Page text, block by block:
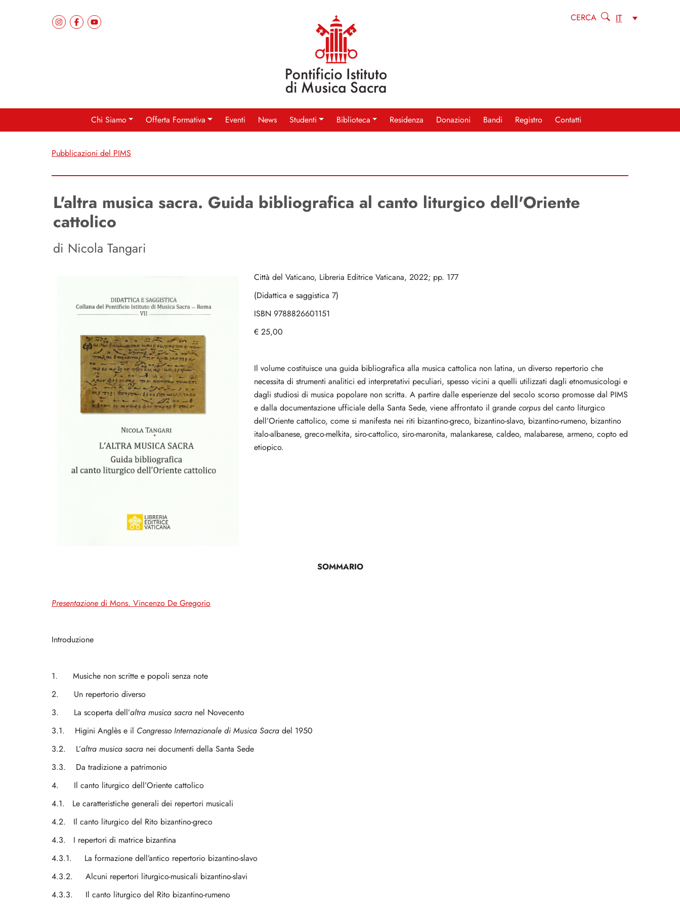
CERCA IT
Chi Siamo Offerta Formativa Eventi News Studenti Biblioteca Residenza Donazioni Bandi Registro Contatti
Pubblicazioni del PIMS
L'altra musica sacra. Guida bibliografica al canto liturgico dell'Oriente
cattolico
di Nicola Tangari
Città del Vaticano, Libreria Editrice Vaticana, 2022; pp. 177
(Didattica e saggistica 7)
ISBN 9788826601151
€ 25,00
Il volume costituisce una guida bibliografica alla musica cattolica non latina, un diverso repertorio che
necessita di strumenti analitici ed interpretativi peculiari, spesso vicini a quelli utilizzati dagli etnomusicologi e
dagli studiosi di musica popolare non scritta. A partire dalle esperienze del secolo scorso promosse dal PIMS
e dalla documentazione ufficiale della Santa Sede, viene affrontato il grande corpus del canto liturgico
dell’Oriente cattolico, come si manifesta nei riti bizantino-greco, bizantino-slavo, bizantino-rumeno, bizantino
italo-albanese, greco-melkita, siro-cattolico, siro-maronita, malankarese, caldeo, malabarese, armeno, copto ed
etiopico.
SOMMARIO
Presentazione di Mons. Vincenzo De Gregorio
Introduzione
1. Musiche non scritte e popoli senza note
2. Un repertorio diverso
3. La scoperta dell’altra musica sacra nel Novecento
3.1. Higini Anglès e il Congresso Internazionale di Musica Sacra del 1950
3.2. L’altra musica sacra nei documenti della Santa Sede
3.3. Da tradizione a patrimonio
4. Il canto liturgico dell’Oriente cattolico
4.1. Le caratteristiche generali dei repertori musicali
4.2. Il canto liturgico del Rito bizantino-greco
4.3. I repertori di matrice bizantina
4.3.1. La formazione dell’antico repertorio bizantino-slavo
4.3.2. Alcuni repertori liturgico-musicali bizantino-slavi
4.3.3. Il canto liturgico del Rito bizantino-rumeno